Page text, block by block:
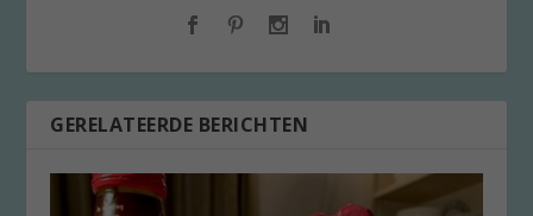
GERELATEERDE BERICHTEN